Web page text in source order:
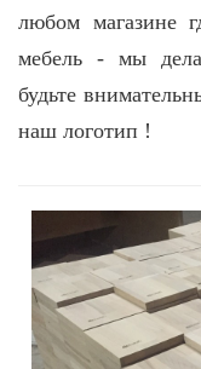
любом магазине
мебель - мы
будьте
наш логотип !